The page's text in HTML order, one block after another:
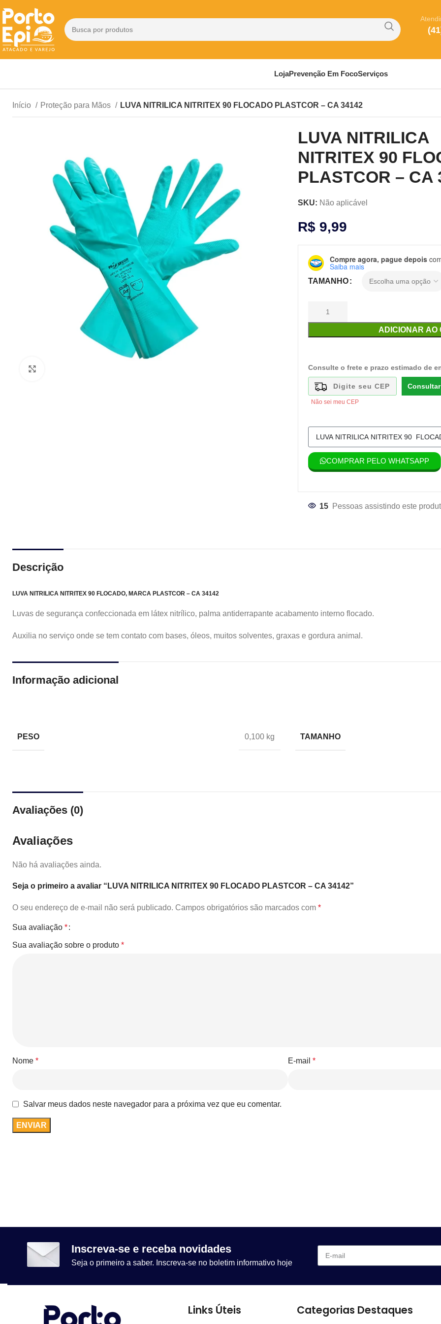
LojaPrevenção Em FocoServiços
Início Proteção para Mãos LUVA NITRILICA NITRITEX 90 FLOCADO PLASTCOR – CA 34142
LUVA NITRILICA
NITRITEX 90
PLASTCOR – CA
SKU: Não aplicável
R$ 9,99
Compre agora, pague depois
Saiba mais
TAMANHO
ADICIONAR AO
Consulte o frete e prazo estimado de
Consultar
Não sei meu CEP
COMPRAR PELO WHATSAPP
15 Pessoas assistindo este
Descrição
LUVA NITRILICA NITRITEX 90 FLOCADO, MARCA PLASTCOR – CA 34142
Luvas de segurança confeccionada em látex nitrílico, palma antiderrapante acabamento interno flocado.
Auxilia no serviço onde se tem contato com bases, óleos, muitos solventes, graxas e gordura animal .
Informação adicional
PESO 0,100 kg TAMANHO
Avaliações (0)
Avaliações
Não há avaliações ainda.
Seja o primeiro a avaliar “LUVA NITRILICA NITRITEX 90 FLOCADO PLASTCOR – CA 34142”
O seu endereço de e-mail não será publicado. Campos obrigatórios são marcados com *
Sua avaliação *
Sua avaliação sobre o produto *
Nome * E-mail *
Salvar meus dados neste navegador para a próxima vez que eu comentar.
Inscreva-se e receba novidades
Seja o primeiro a saber. Inscreva-se no boletim informativo hoje
Links Úteis Categorias Destaques